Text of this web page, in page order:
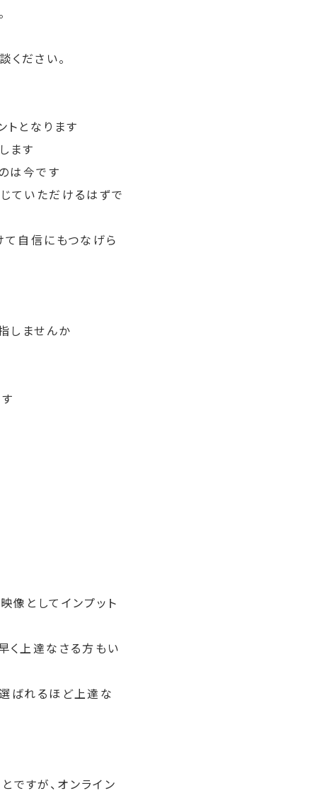
ださい。
となります
ます
は今です
ていただけるはずで
自信にもつなげら
しませんか
像としてインプット
く上達なさる方もい
ばれるほど上達な
すが、オンライン